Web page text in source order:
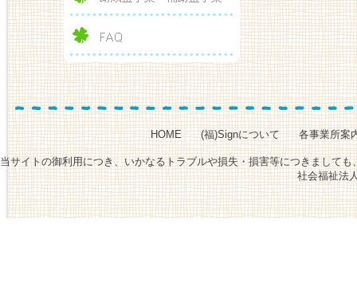
HOME (福)Signについて 各事業所案
当サイトの御利用につき、いかなるトラブルや損失・損害等につきまし
社会福祉法